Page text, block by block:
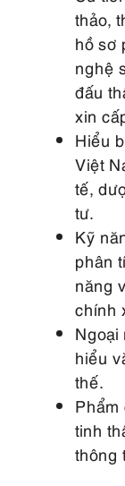
thảo,
hồ sơ
nghệ
đấu
xin
Hiểu
Việt
tế,
tư.
Kỹ
phân
năng
chính
Ngoại
hiểu
thế.
Phẩm
tinh
thông